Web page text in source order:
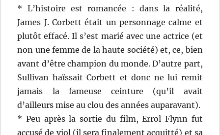
* L’histoire est romancée : dans la réalité,
James J. Corbett était un personnage calme et
plutôt effacé. Il s’est marié avec une actrice (et
non une femme de la haute société) et, ce, bien
avant d’être champion du monde. D’autre part,
Sullivan haïssait Corbett et donc ne lui remit
jamais la fameuse ceinture (qu’il avait
d’ailleurs mise au clou des années auparavant).
* Peu après la sortie du film, Errol Flynn fut
accusé de viol (il sera finalement acquitté) et sa